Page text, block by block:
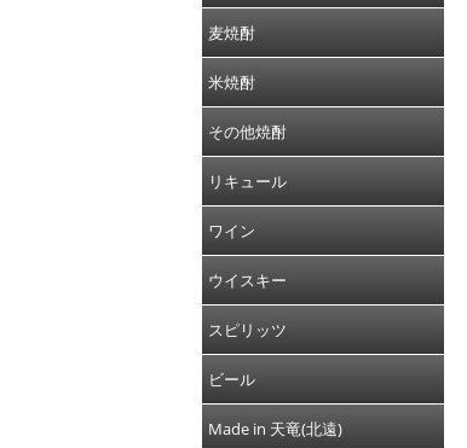
麦焼酎
米焼酎
その他焼酎
リキュール
ワイン
ウイスキー
スピリッツ
ビール
Made in 天竜(北遠)